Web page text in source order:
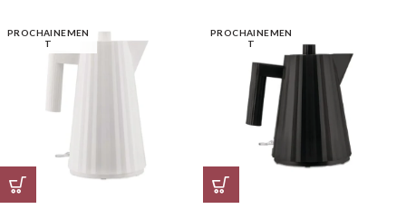
PROCHAINEMEN
T
PROCHAINEMEN
T